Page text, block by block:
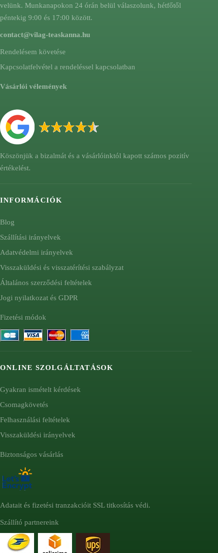
velünk. Munkanapokon 24 órán belül válaszolunk, hétfőtől
péntekig 9:00 és 17:00 között.
contact@vilag-teaskanna.hu
Rendelésem követése
Kapcsolatfelvétel a rendeléssel kapcsolatban
Vásárlói vélemények
Köszönjük a bizalmát és a vásárlóinktól kapott számos pozitív
értékelést.
INFORMÁCIÓK
Blog
Szállítási irányelvek
Adatvédelmi irányelvek
Visszaküldési és visszatérítési szabályzat
Általános szerződési feltételek
Jogi nyilatkozat és GDPR
Fizetési módok
ONLINE SZOLGÁLTATÁSOK
Gyakran ismételt kérdések
Csomagkövetés
Felhasználási feltételek
Visszaküldési irányelvek
Biztonságos vásárlás
Adatait és fizetési tranzakcióit SSL titkosítás védi.
Szállító partnereink